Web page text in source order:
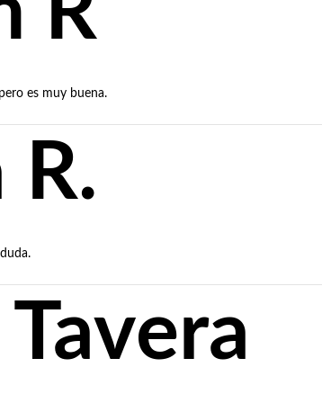
es muy buena.
R.